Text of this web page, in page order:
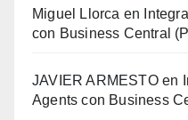
Miguel Llorca en
con Business Central
JAVIER ARMESTOen
Agents con Business